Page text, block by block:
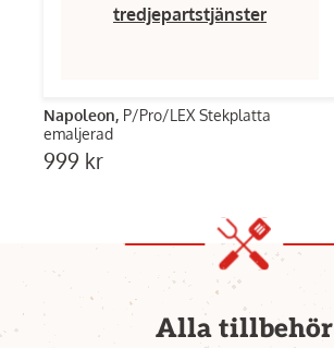
tredjepartstjänster
Napoleon, P/Pro/LEX Stekplatta
emaljerad
999 kr
Alla tillbehör